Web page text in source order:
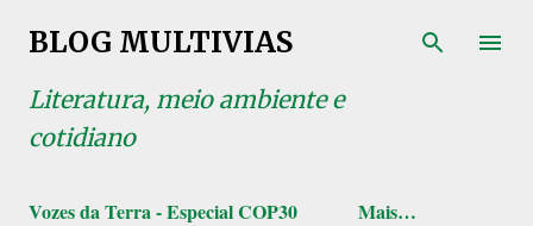
Pular para o conteúdo principal
BLOG MULTIVIAS
Literatura, meio ambiente e
cotidiano
Vozes da Terra - Especial COP30 Mais…